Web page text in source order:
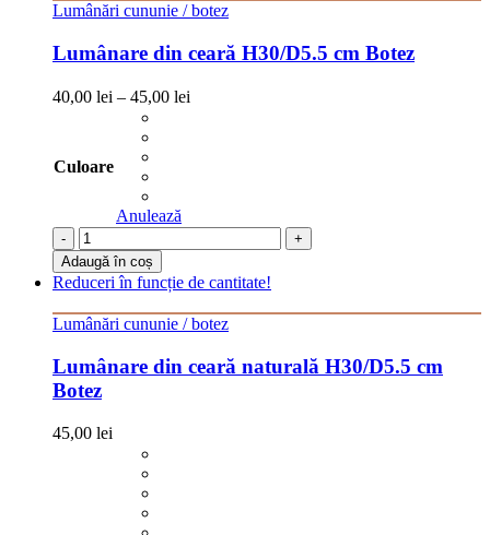
Lumânări cununie / botez
Lumânare din ceară H30/D5.5 cm Botez
40,00 lei – 45,00 lei
Culoare
Anulează
-
+
Adaugă în coș
Reduceri în funcție de cantitate!
Lumânări cununie / botez
Lumânare din ceară naturală H30/D5.5 cm
Botez
45,00 lei